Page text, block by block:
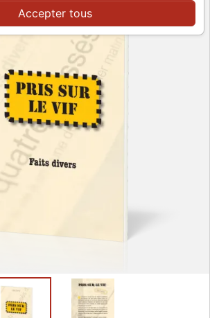
Accepter tous